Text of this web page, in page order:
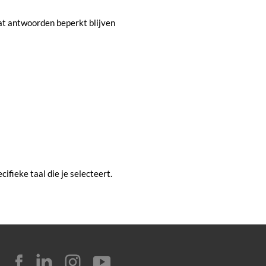
antwoorden beperkt blijven
taal die je selecteert.